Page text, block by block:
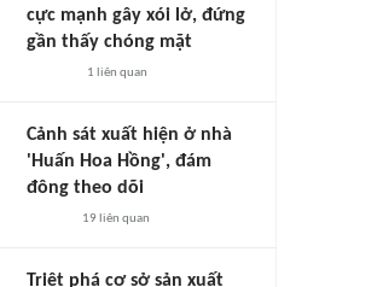
cực mạnh gây xói lở, đứng
gần thấy chóng mặt
1 liên quan
Cảnh sát xuất hiện ở nhà
'Huấn Hoa Hồng', đám
đông theo dõi
19 liên quan
Triệt phá cơ sở sản xuất